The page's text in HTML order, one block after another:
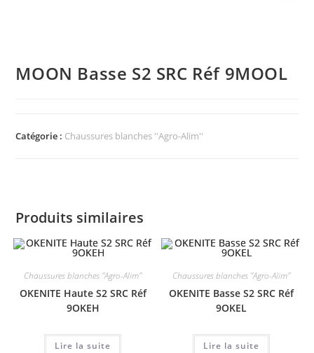
MOON Basse S2 SRC Réf 9MOOL
Catégorie : Chaussures blanches ''Agro-Alim''
Produits similaires
Chaussures blanches ''Agro-Alim''
OKENITE Haute S2 SRC Réf
9OKEH
Lire la suite
Chaussures blanches ''Agro-Alim''
OKENITE Basse S2 SRC Réf
9OKEL
Lire la suite